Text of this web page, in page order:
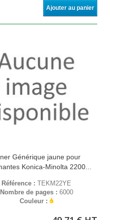
Ajouter au panier
Générique jaune pour
Konica-Minolta 2200...
Référence : TEKM22YE
Nombre de pages : 6000
Couleur :